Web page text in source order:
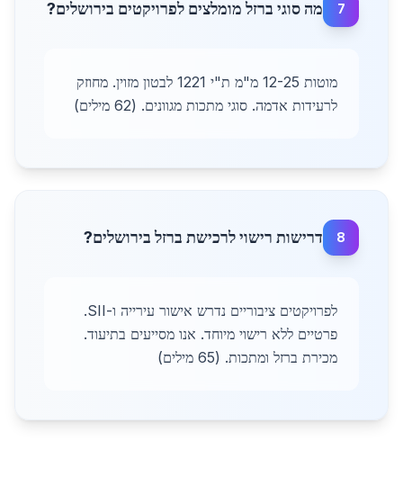
7 מה סוגי ברזל מומלצים לפרויקטים בירושלים?
מוטות 12-25 מ"מ ת"י 1221 לבטון מזוין. מחוזק
לרעידות אדמה. סוגי מתכות מגוונים. (62 מילים)
8 דרישות רישוי לרכישת ברזל בירושלים?
לפרויקטים ציבוריים נדרש אישור עירייה ו-SII.
פרטיים ללא רישוי מיוחד. אנו מסייעים בתיעוד.
מכירת ברזל ומתכות. (65 מילים)